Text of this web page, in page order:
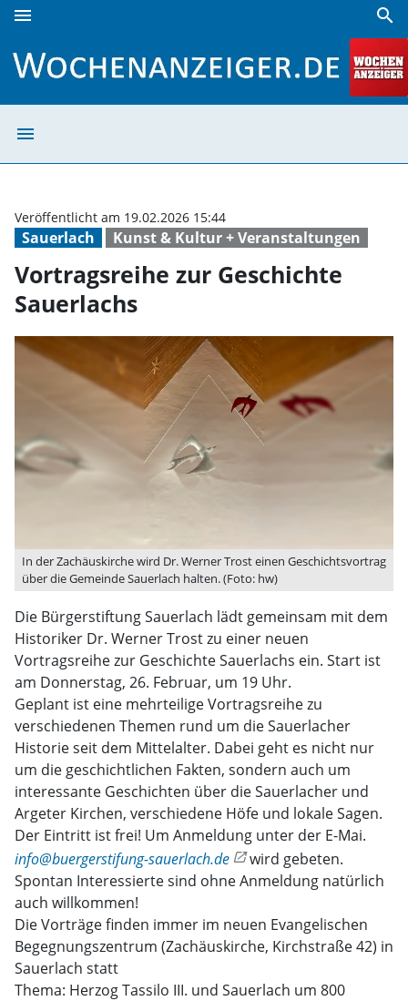
menu search
menu
Sauerlach Kunst & Kultur + Veranstaltungen
Veröffentlicht am 19.02.2026 15:44
Vortragsreihe zur Geschichte
Sauerlachs
In der Zachäuskirche wird Dr. Werner Trost einen Geschichtsvortrag
über die Gemeinde Sauerlach halten. (Foto: hw)
Die Bürgerstiftung Sauerlach lädt gemeinsam mit dem
Historiker Dr. Werner Trost zu einer neuen
Vortragsreihe zur Geschichte Sauerlachs ein. Start ist
am Donnerstag, 26. Februar, um 19 Uhr.
Geplant ist eine mehrteilige Vortragsreihe zu
verschiedenen Themen rund um die Sauerlacher
Historie seit dem Mittelalter. Dabei geht es nicht nur
um die geschichtlichen Fakten, sondern auch um
interessante Geschichten über die Sauerlacher und
Argeter Kirchen, verschiedene Höfe und lokale Sagen.
Der Eintritt ist frei! Um Anmeldung unter der E-Mai.
info@buergerstifung-sauerlach.de
wird gebeten.
Spontan Interessierte sind ohne Anmeldung natürlich
auch willkommen!
Die Vorträge finden immer im neuen Evangelischen
Begegnungszentrum (Zachäuskirche, Kirchstraße 42) in
Sauerlach statt
Thema: Herzog Tassilo III. und Sauerlach um 800